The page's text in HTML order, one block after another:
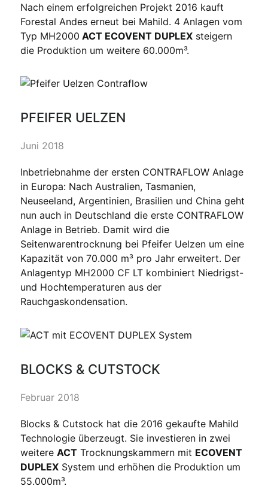
Nach einem erfolgreichen Projekt 2016 kauft
Forestal Andes erneut bei Mahild. 4 Anlagen vom
Typ MH2000 ACT ECOVENT DUPLEX steigern
die Produktion um weitere 60.000m³.
PFEIFER UELZEN
Juni 2018
Inbetriebnahme der ersten CONTRAFLOW Anlage
in Europa: Nach Australien, Tasmanien,
Neuseeland, Argentinien, Brasilien und China geht
nun auch in Deutschland die erste CONTRAFLOW
Anlage in Betrieb. Damit wird die
Seitenwarentrocknung bei Pfeifer Uelzen um eine
Kapazität von 70.000 m³ pro Jahr erweitert. Der
Anlagentyp MH2000 CF LT kombiniert Niedrigst-
und Hochtemperaturen aus der
Rauchgaskondensation.
BLOCKS & CUTSTOCK
Februar 2018
Blocks & Cutstock hat die 2016 gekaufte Mahild
Technologie überzeugt. Sie investieren in zwei
weitere ACT Trocknungskammern mit ECOVENT
DUPLEX System und erhöhen die Produktion um
55.000m³.